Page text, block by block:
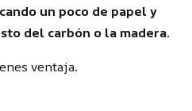
un poco de papel y
del carbón o la madera.
ventaja.